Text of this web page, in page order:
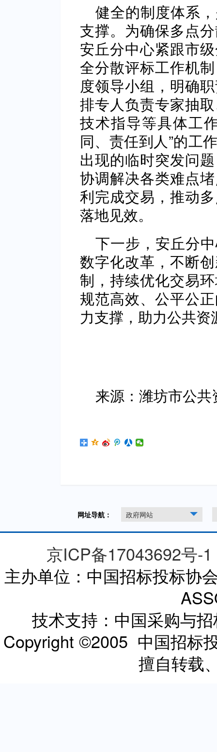
健全的制度体系
支撑。为确保多点
安丘分中心紧跟市
全分散评标工作机
度领导小组，明确
排专人负责专家抽
技术指导等具体工
同、责任到人”的工
出现的临时突发问
协调解决各类难点
利完成交易，推动
落地见效。
下一步，安丘分
数字化改革，不断
制，持续优化交易
规范高效、公平公
力支撑，助力公共
来源：潍坊市公
网址导航： 政府网站
京ICP备17043692号-1
主办单位：中国招标投标协
技术支持：中国采购与
Copyright ©2005 中国招标
擅自转载